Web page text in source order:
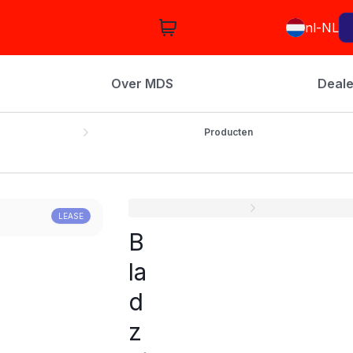
nl-NL
Over MDS
Producten
LEASE
B
la
d
z